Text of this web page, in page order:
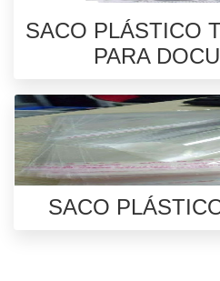
SACO PLÁSTICO
PARA
SACO